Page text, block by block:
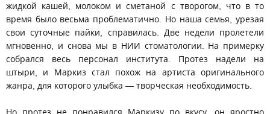
жидкой кашей, молоком и сметаной с творогом, что в то
время было весьма проблематично. Но наша семья, урезая
свои суточные пайки, справилась. Две недели пролетели
мгновенно, и снова мы в НИИ стоматологии. На примерку
собрался весь персонал института. Протез надели на
штыри, и Маркиз стал похож на артиста оригинального
жанра, для которого улыбка — творческая необходимость.